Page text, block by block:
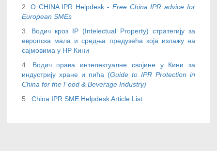
2. О CHINA IPR Helpdesk - Free China IPR advice for
European SMEs
3.
Водич кроз IP (Intelectual Property) стратегију за
европска мала и средња предузећа која излажу на
сајмовима у НР Кини
4. Водич права интелектуалне својине у Кини за
индустрију хране и пића (Guide to IPR Protection in
China for the Food & Beverage Industry)
5.
China IPR SME Helpdesk Article List